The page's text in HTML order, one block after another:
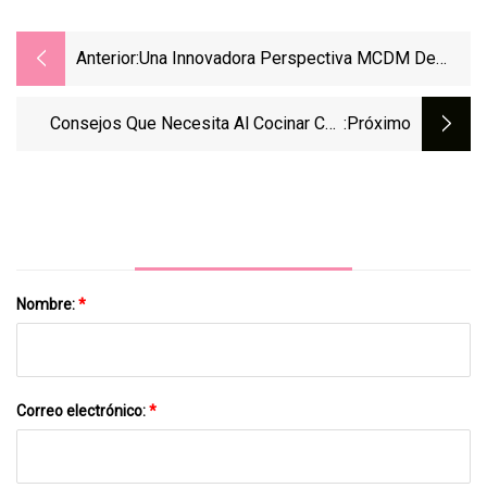
Anterior:Una Innovadora Perspectiva MCDM De
Para Seleccionar Bolsas De Embalaje
Flexibles Después De La Prohibición De
Consejos Que Necesita Al Cocinar Con :próximo
Nombre:*
Correo electrónico:*